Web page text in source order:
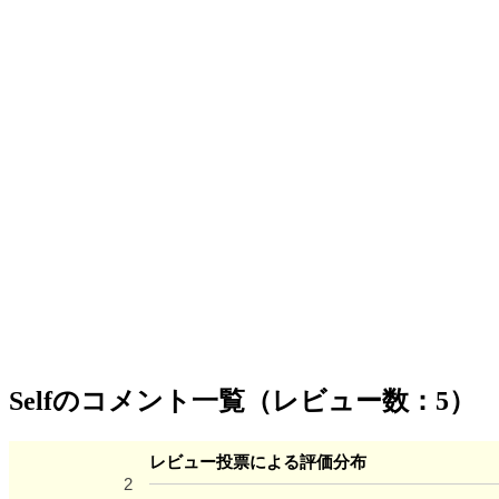
Selfのコメント一覧（レビュー数：5）
レビュー投票による評価分布
2